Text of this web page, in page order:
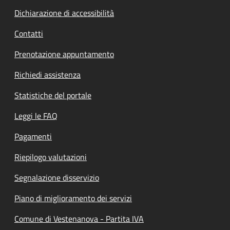
Dichiarazione di accessibilità
Contatti
Prenotazione appuntamento
Richiedi assistenza
Statistiche del portale
Leggi le FAQ
Pagamenti
Riepilogo valutazioni
Segnalazione disservizio
Piano di miglioramento dei servizi
Comune di Vestenanova - Partita IVA